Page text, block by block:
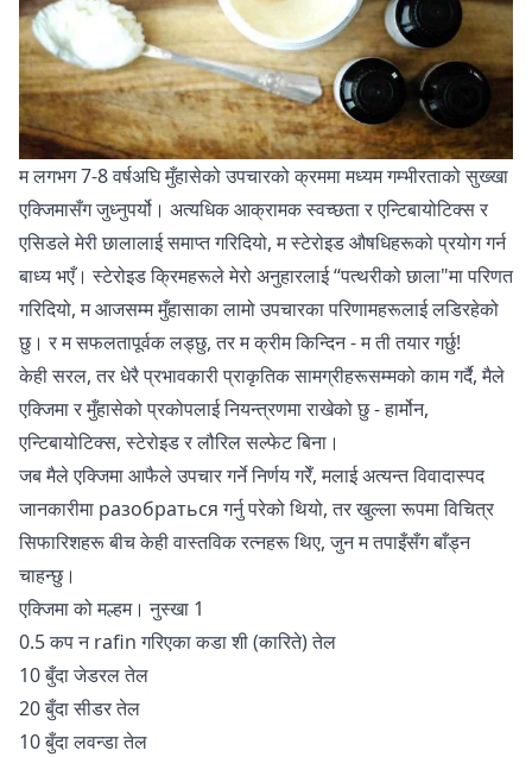
म लगभग 7-8 वर्षअघि मुँहासेको उपचारको क्रममा मध्यम गम्भीरताको सुख्खा
एक्जिमासँग जुध्नुपर्यो। अत्यधिक आक्रामक स्वच्छता र एन्टिबायोटिक्स र
एसिडले मेरी छालालाई समाप्त गरिदियो, म स्टेरोइड औषधिहरूको प्रयोग गर्न
बाध्य भएँ। स्टेरोइड क्रिमहरूले मेरो अनुहारलाई “पत्थरीको छाला"मा परिणत
गरिदियो, म आजसम्म मुँहासाका लामो उपचारका परिणामहरूलाई लडिरहेको
छु। र म सफलतापूर्वक लड्छु, तर म क्रीम किन्दिन - म ती तयार गर्छु!
केही सरल, तर धेरै प्रभावकारी प्राकृतिक सामग्रीहरूसम्मको काम गर्दै, मैले
एक्जिमा र मुँहासेको प्रकोपलाई नियन्त्रणमा राखेको छु - हार्मोन,
एन्टिबायोटिक्स, स्टेरोइड र लौरिल सल्फेट बिना।
जब मैले एक्जिमा आफैले उपचार गर्ने निर्णय गरेँ, मलाई अत्यन्त विवादास्पद
जानकारीमा разобраться गर्नु परेको थियो, तर खुल्ला रूपमा विचित्र
सिफारिशहरू बीच केही वास्तविक रत्नहरू थिए, जुन म तपाइँसँग बाँड्न
चाहन्छु।
एक्जिमा को मल्हम। नुस्खा 1
0.5 कप न rafin गरिएका कडा शी (कारिते) तेल
10 बुँदा जेडरल तेल
20 बुँदा सीडर तेल
10 बुँदा लवन्डा तेल